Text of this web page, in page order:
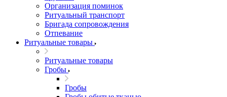
Организация поминок
Ритуальный транспорт
Бригада сопровождения
Отпевание
Ритуальные товары
Ритуальные товары
Гробы
Гробы